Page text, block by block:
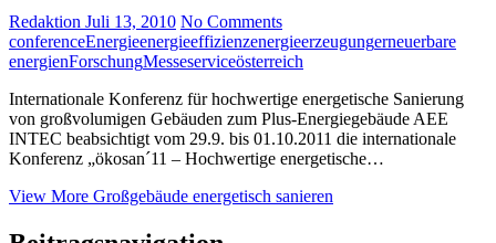
Redaktion Juli 13, 2010 No Comments
conferenceEnergieenergieeffizienzenergieerzeugungerneuerbare
energienForschungMesseserviceösterreich
Internationale Konferenz für hochwertige energetische Sanierung
von großvolumigen Gebäuden zum Plus-Energiegebäude AEE
INTEC beabsichtigt vom 29.9. bis 01.10.2011 die internationale
Konferenz „ökosan´11 – Hochwertige energetische…
View More Großgebäude energetisch sanieren